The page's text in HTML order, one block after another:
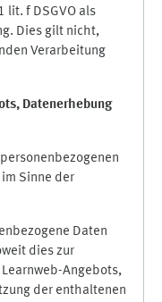
lit. f DSGVO als
Dies gilt nicht,
Verarbeitung
Datenerhebung
Sinne der
Daten
dies zur
Angebots,
der enthaltenen